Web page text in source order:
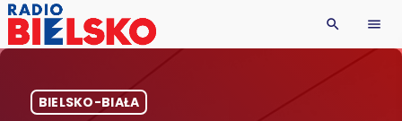
search menu
BIELSKO-BIAŁA